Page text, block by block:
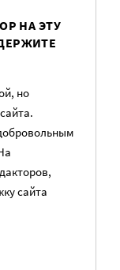
НА ЭТУ
но
сайта